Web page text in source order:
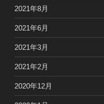
2021年8月
2021年6月
2021年3月
2021年2月
2020年12月